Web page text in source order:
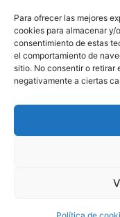
Para ofrecer las mejores
cookies para almacenar y/
consentimiento de estas
el comportamiento de
sitio. No consentir o retirar
negativamente a ciertas
integran toda